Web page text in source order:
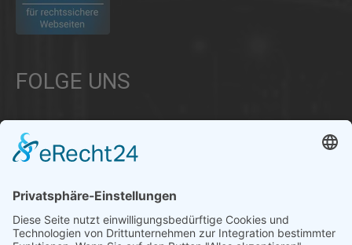
FOLGE UNS
Informationen aus Politik – Wirtschaft – Kultur – Umwelt –